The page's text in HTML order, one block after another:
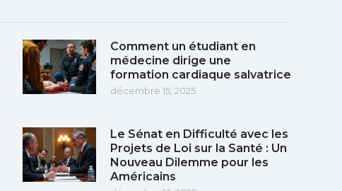
Comment un étudiant en
médecine dirige une
formation cardiaque salvatrice
décembre 15, 2025
Le Sénat en Difficulté avec les
Projets de Loi sur la Santé : Un
Nouveau Dilemme pour les
Américains